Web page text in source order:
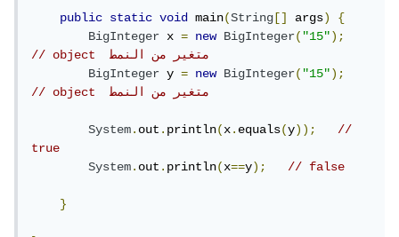
public static void main(String [] args)
{
BigInteger x = new BigInteger("15");
BigInteger y = new BigInteger("15");
System.out.println(x.equals(y));
//
true
System.out.println(x==y); // false
}